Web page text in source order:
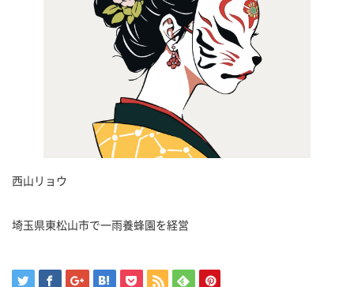
西山リョウ
埼玉県東松山市で一雨養蜂園を経営